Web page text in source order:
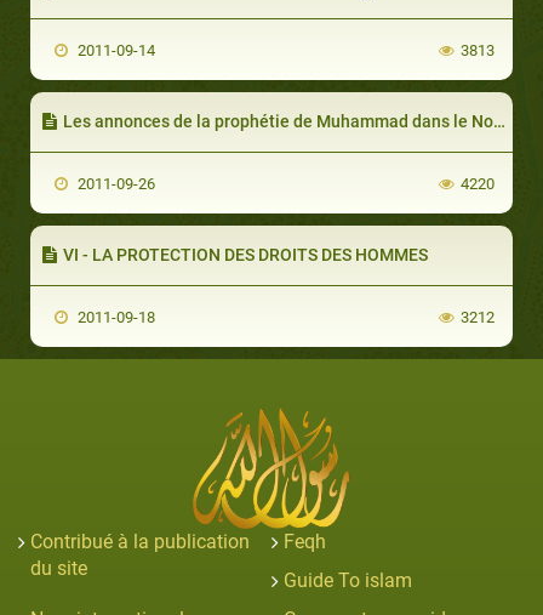
2011-09-14 3813
Les annonces de la prophétie de Muhammad dans le Nouveau Testament (les Évangiles)
2011-09-26 4220
VI - LA PROTECTION DES DROITS DES HOMMES
2011-09-18 3212
Contribué à la publication
du site
Feqh
Guide To islam